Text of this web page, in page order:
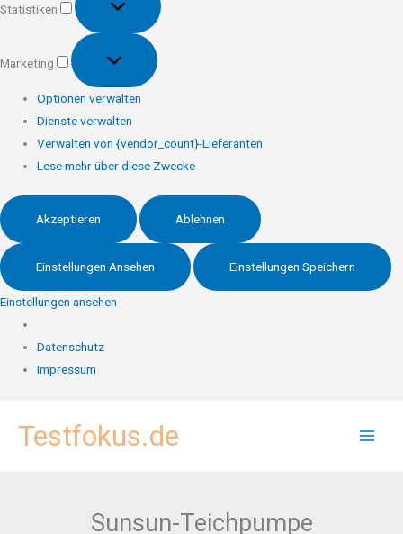
Statistiken
Marketing
Marketing
Optionen verwalten
Dienste verwalten
Verwalten von {vendor_count}-Lieferanten
Lese mehr über diese Zwecke
Akzeptieren Ablehnen
Einstellungen Ansehen Einstellungen Speichern
Einstellungen ansehen
Datenschutz
Impressum
InhaltTestfokus.de
Sunsun-Teichpumpe